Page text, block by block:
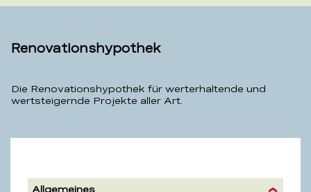
Renovationshypothek
Die Renovationshypothek für werterhaltende und
wertsteigernde Projekte aller Art.
Allgemeines